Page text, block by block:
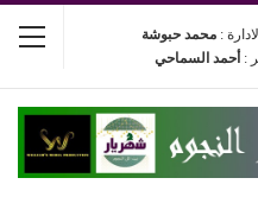
: محمد حبوشة
: أحمد السماحي